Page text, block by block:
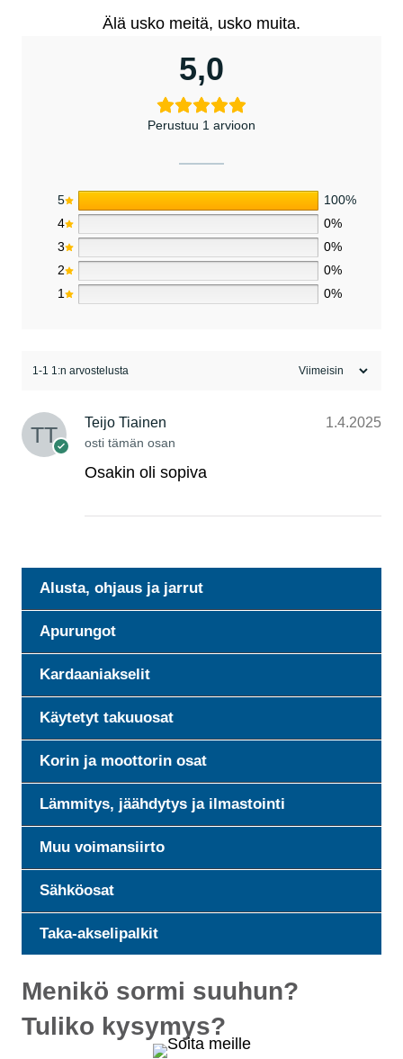
Alusta, ohjaus ja jarrut
Apurungot
Kardaaniakselit
Käytetyt takuuosat
Korin ja moottorin osat
Lämmitys, jäähdytys ja ilmastointi
Muu voimansiirto
Sähköosat
Taka-akselipalkit
Menikö sormi suuhun?
Tuliko kysymys?
Älä usko meitä, usko muita.
5,0
Perustuu 1 arvioon
5
100%
4
0%
3
0%
2
0%
1
0%
1-1 1:n arvostelusta
Teijo Tiainen
osti tämän osan
1.4.2025
Osakin oli sopiva